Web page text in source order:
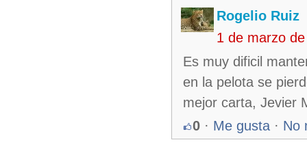
Rogelio Ruiz
1 de marzo
Es muy dificil
en la pelota se
mejor carta, Jevier
0 · Me gusta · No